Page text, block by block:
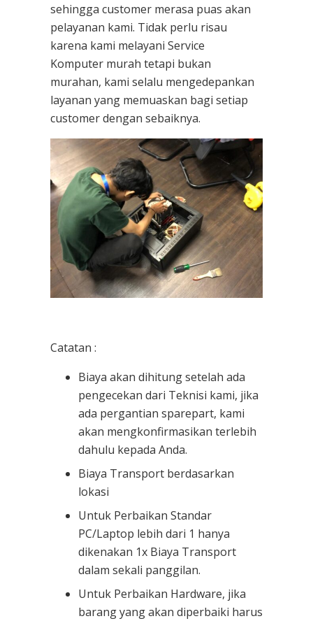
sehingga customer merasa puas akan
pelayanan kami. Tidak perlu risau
karena kami melayani Service
Komputer murah tetapi bukan
murahan, kami selalu mengedepankan
layanan yang memuaskan bagi setiap
customer dengan sebaiknya.
Catatan :
Biaya akan dihitung setelah ada
pengecekan dari Teknisi kami, jika
ada pergantian sparepart, kami
akan mengkonfirmasikan terlebih
dahulu kepada Anda.
Biaya Transport berdasarkan
lokasi
Untuk Perbaikan Standar
PC/Laptop lebih dari 1 hanya
dikenakan 1x Biaya Transport
dalam sekali panggilan.
Untuk Perbaikan Hardware, jika
barang yang akan diperbaiki harus